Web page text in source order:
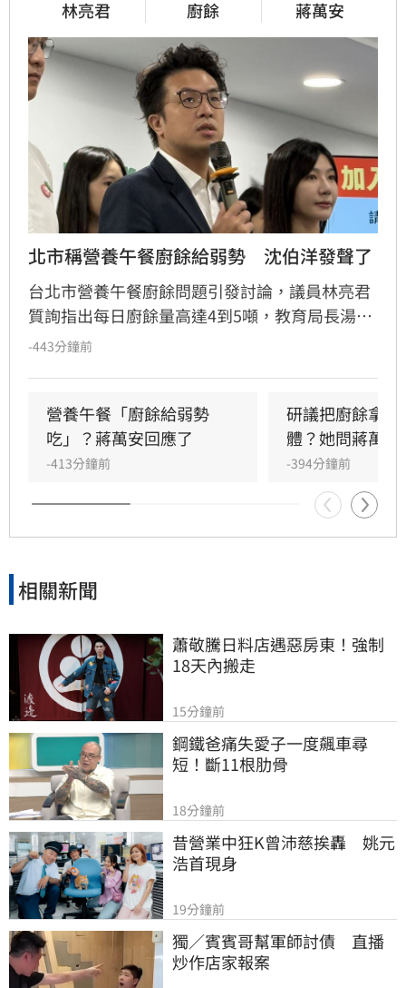
林亮君 廚餘 蔣萬安
北市稱營養午餐廚餘給弱勢　沈伯洋發聲了
台北市營養午餐廚餘問題引發討論，議員林亮君
質詢指出每日廚餘量高達4到5噸，教育局長湯志
民竟稱可將剩食轉給弱勢團體。民進黨台北市長
出，由於整體成本考量，現在很多營養午餐還是
流標的，以及過往廚餘問題可能沒處理好而造成
環境衛生問題，這些都是市民真實反應的聲音。
-443分鐘前
營養午餐「廚餘給弱勢
吃」？蔣萬安回應了
-413分鐘前
研議把廚餘拿給
體？她問蔣萬安
-394分鐘前
相關新聞
蕭敬騰日料店遇惡房東！強制
18天內搬走
15分鐘前
鋼鐵爸痛失愛子一度飆車尋
短！斷11根肋骨
18分鐘前
昔營業中狂K曾沛慈挨轟　姚元
浩首現身
19分鐘前
獨／賓賓哥幫軍師討債　直播
炒作店家報案